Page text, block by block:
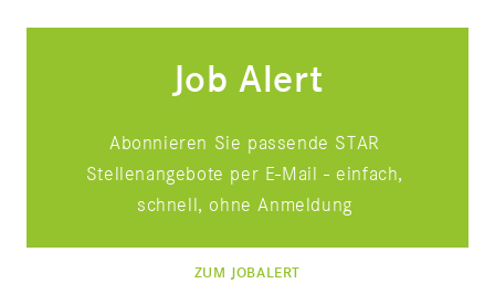
Job Alert
Abonnieren Sie passende STAR
Stellenangebote per E-Mail - einfach,
schnell, ohne Anmeldung
ZUM JOBALERT